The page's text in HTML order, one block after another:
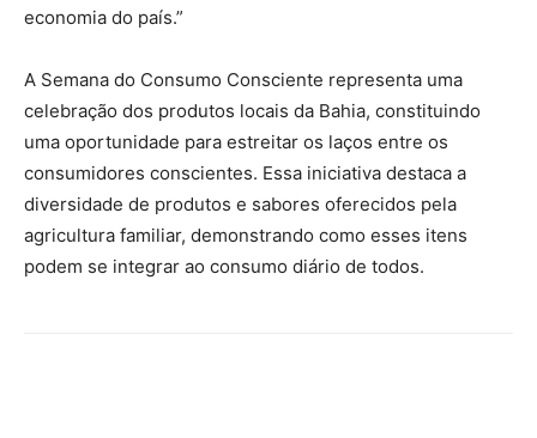
economia do país.”
A Semana do Consumo Consciente representa uma
celebração dos produtos locais da Bahia, constituindo
uma oportunidade para estreitar os laços entre os
consumidores conscientes. Essa iniciativa destaca a
diversidade de produtos e sabores oferecidos pela
agricultura familiar, demonstrando como esses itens
podem se integrar ao consumo diário de todos.